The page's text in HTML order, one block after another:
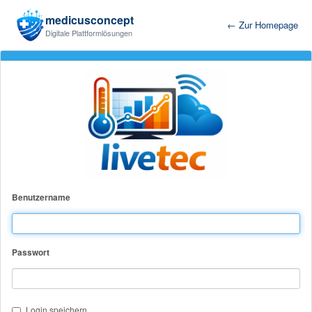
medicusconcept
Digitale Plattformlösungen
← Zur Homepage
Benutzername
Passwort
Login speichern